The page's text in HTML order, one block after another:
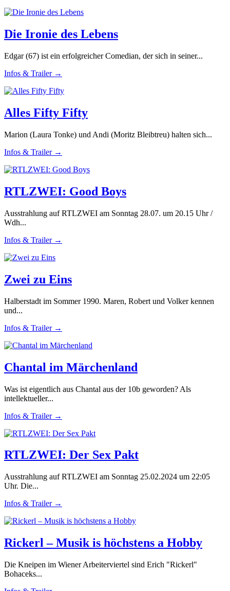
Die Ironie des Lebens
Edgar (67) ist ein erfolgreicher Comedian, der sich in seiner...
Infos & Trailer →
Alles Fifty Fifty
Marion (Laura Tonke) und Andi (Moritz Bleibtreu) halten sich...
Infos & Trailer →
RTLZWEI: Good Boys
Ausstrahlung auf RTLZWEI am Sonntag 28.07. um 20.15 Uhr /
Wdh...
Infos & Trailer →
Zwei zu Eins
Halberstadt im Sommer 1990. Maren, Robert und Volker kennen
und...
Infos & Trailer →
Chantal im Märchenland
Was ist eigentlich aus Chantal aus der 10b geworden? Als
intellektueller...
Infos & Trailer →
RTLZWEI: Der Sex Pakt
Ausstrahlung auf RTLZWEI am Sonntag 25.02.2024 um 22:05
Uhr. Die...
Infos & Trailer →
Rickerl – Musik is höchstens a Hobby
Die Kneipen im Wiener Arbeiterviertel sind Erich "Rickerl"
Bohaceks...